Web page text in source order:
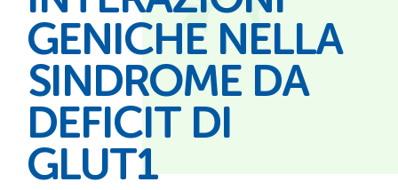
GENICHE NELLA
SINDROME DA
DEFICIT DI
GLUT1